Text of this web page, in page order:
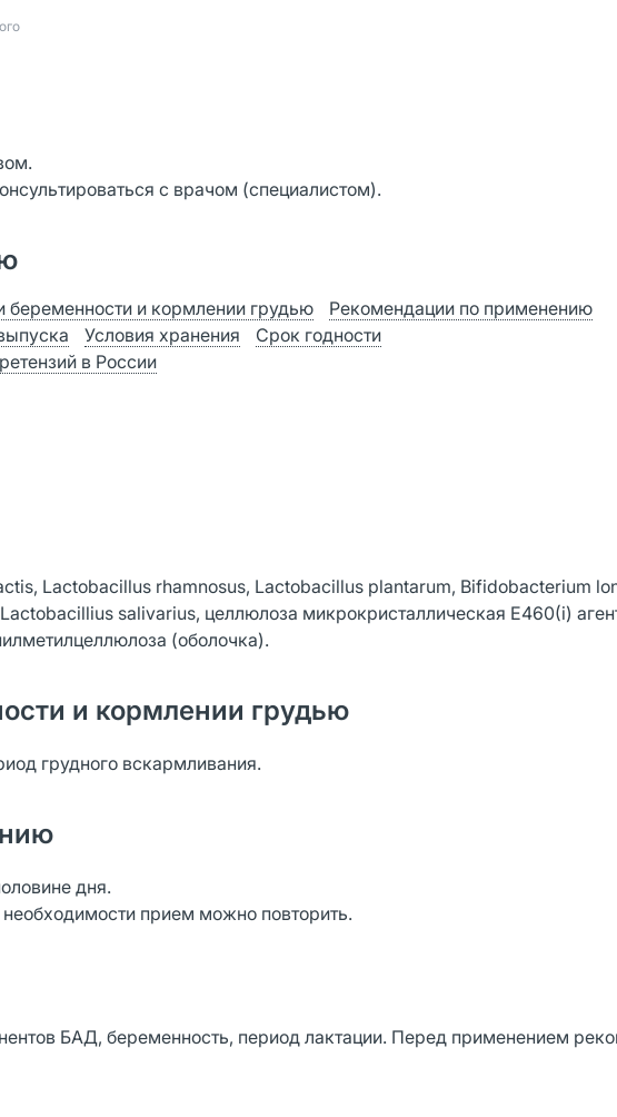
с врачом (специалистом).
беременности и кормлении грудью
Рекомендации по применению
Условия хранения
Срок годности
в России
Lactobacillus rhamnosus, Lactobacillus plantarum, Bifidobacterium
salivarius, целлюлоза микрокристаллическая Е460(i)
(оболочка).
и кормлении грудью
грудного вскармливания.
дня.
прием можно повторить.
БАД, беременность, период лактации. Перед применением